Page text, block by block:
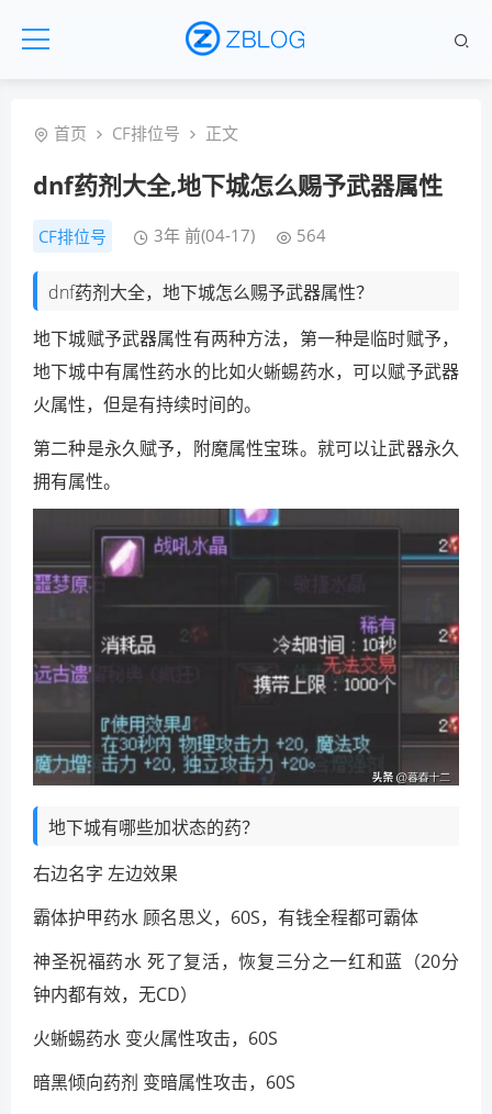
首页 CF排位号 正文
dnf药剂大全,地下城怎么赐予武器属性
CF排位号 3年 前(04-17) 564
dnf药剂大全，地下城怎么赐予武器属性？
地下城赋予武器属性有两种方法，第一种是临时赋予，
地下城中有属性药水的比如火蜥蜴药水，可以赋予武器
火属性，但是有持续时间的。
第二种是永久赋予，附魔属性宝珠。就可以让武器永久
拥有属性。
地下城有哪些加状态的药？
右边名字 左边效果
霸体护甲药水 顾名思义，60S，有钱全程都可霸体
神圣祝福药水 死了复活，恢复三分之一红和蓝（20分
钟内都有效，无CD）
火蜥蜴药水 变火属性攻击，60S
暗黑倾向药剂 变暗属性攻击，60S